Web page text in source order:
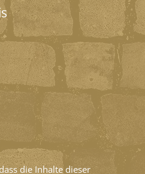
die Inhalte dieser